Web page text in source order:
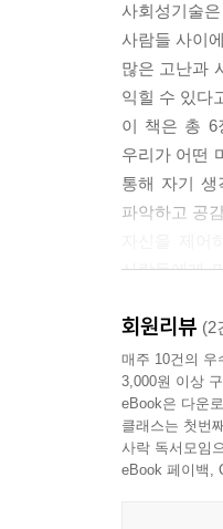
어른이 골라
는 상황까지
놀이 23 안심
음악이나 노
한 의자에
황을 만들어
놀이 38 안심
잠자리에 들
있습니다. 카
제6장 놀이
과잉행동이
사회성기술
사람들 사이
많은 고난과
익힐 수 있다
이 책은 총 6
우리가 어떤
통해 자기 생
파악하고 공
사람들에게
놀아주자!
이 책을 참고
가는 경험,
되어보자.
회원리뷰 (2
매주 10건의 우
3,000원 이상
eBook은 다운
클래스는 첫번
사락 독서모임
eBook 페이백,